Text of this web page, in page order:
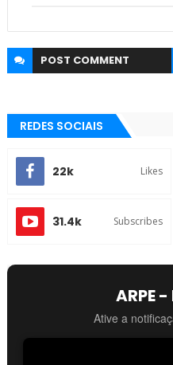
POST COMMENT
REDES SOCIAIS
22k Likes
31.4k Subscribes
ARPE -
Ative a